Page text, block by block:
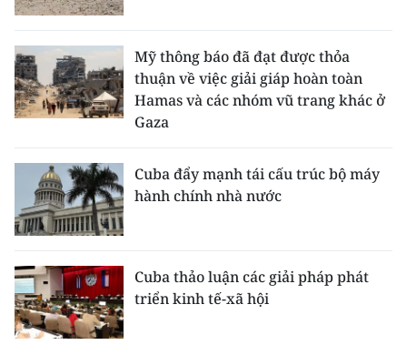
Mỹ thông báo đã đạt được thỏa
thuận về việc giải giáp hoàn toàn
Hamas và các nhóm vũ trang khác ở
Gaza
Cuba đẩy mạnh tái cấu trúc bộ máy
hành chính nhà nước
Cuba thảo luận các giải pháp phát
triển kinh tế-xã hội